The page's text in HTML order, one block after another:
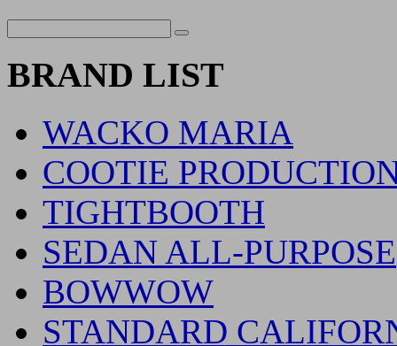
BRAND LIST
WACKO MARIA
COOTIE
TIGHTBOOTH
SEDAN ALL-PURPOSE
BOWWOW
STANDARD